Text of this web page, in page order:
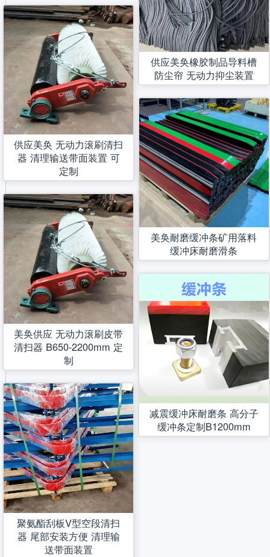
供应美奂 无动力滚刷清扫
器 清理输送带面装置 可
定制
美奂供应 无动力滚刷皮带
清扫器 B650-2200mm 定
制
聚氨酯刮板V型空段清扫
器 尾部安装方便 清理输
送带面装置
供应美奂橡胶制品导料槽
防尘帘 无动力抑尘装置
美奂耐磨缓冲条矿用落料
缓冲床耐磨滑条
减震缓冲床耐磨条 高分子
缓冲条定制B1200mm